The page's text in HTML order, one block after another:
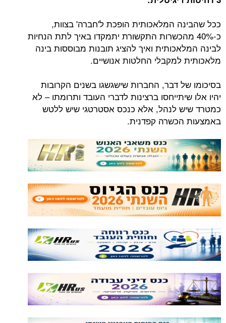
ככל שהבינה המלאכותית הופכת ל'חברה' בצוות,
כ-40% מהכשרות התקשורת יתמקדו באיך לתת הנחיות
לבינה המלאכותית ואיך להציג תובנות מבוססות בינה
מלאכותית למקבלי החלטות אנושיים.
בסיכומו של דבר, החברות שישגשגו בשנים הקרובות
יהיו אלו שיתייחסו ברצינות לדברי העובד ותרומתו – לא
כמטרד שיש לנהל, אלא כנכס אסטרטגי שיש ללטש
באמצעות הכשרה קפדנית.